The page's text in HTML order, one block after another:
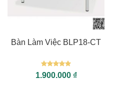
Bàn Làm Việc BLP18-CT
Được xếp
hạng55
1.900.000 ₫